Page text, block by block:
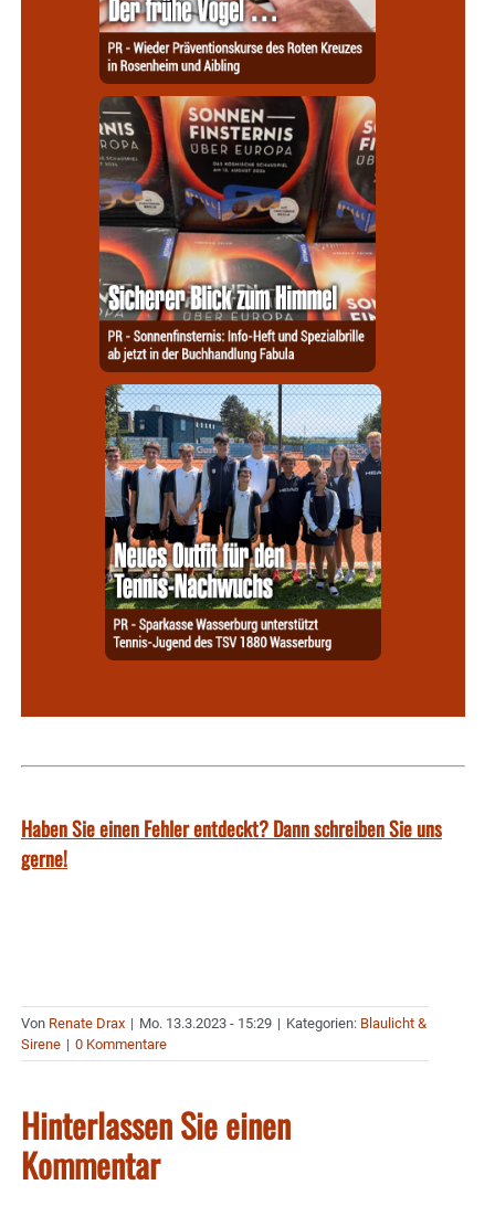
Haben Sie einen Fehler entdeckt? Dann schreiben Sie uns
gerne!
Von Renate Drax | Mo. 13.3.2023 - 15:29 | Kategorien: Blaulicht &
Sirene | 0 Kommentare
Hinterlassen Sie einen
Kommentar